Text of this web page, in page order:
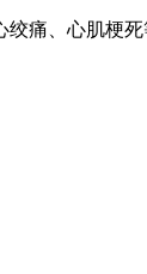
痛、心肌梗